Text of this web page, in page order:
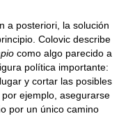
a posteriori, la solución
Colovic describe
como algo parecido a
política importante:
y cortar las posibles
ejemplo, asegurarse
por un único camino